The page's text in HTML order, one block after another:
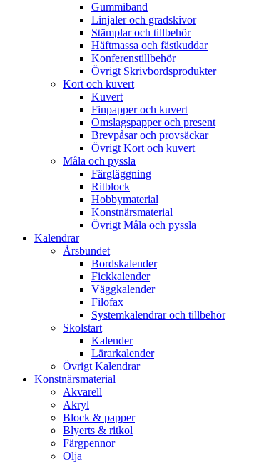
Gummiband
Linjaler och gradskivor
Stämplar och tillbehör
Häftmassa och fästkuddar
Konferenstillbehör
Övrigt Skrivbordsprodukter
Kort och kuvert
Kuvert
Finpapper och kuvert
Omslagspapper och present
Brevpåsar och provsäckar
Övrigt Kort och kuvert
Måla och pyssla
Färgläggning
Ritblock
Hobbymaterial
Konstnärsmaterial
Övrigt Måla och pyssla
Kalendrar
Årsbundet
Bordskalender
Fickkalender
Väggkalender
Filofax
Systemkalendrar och tillbehör
Skolstart
Kalender
Lärarkalender
Övrigt Kalendrar
Konstnärsmaterial
Akvarell
Akryl
Block & papper
Blyerts & ritkol
Färgpennor
Olja